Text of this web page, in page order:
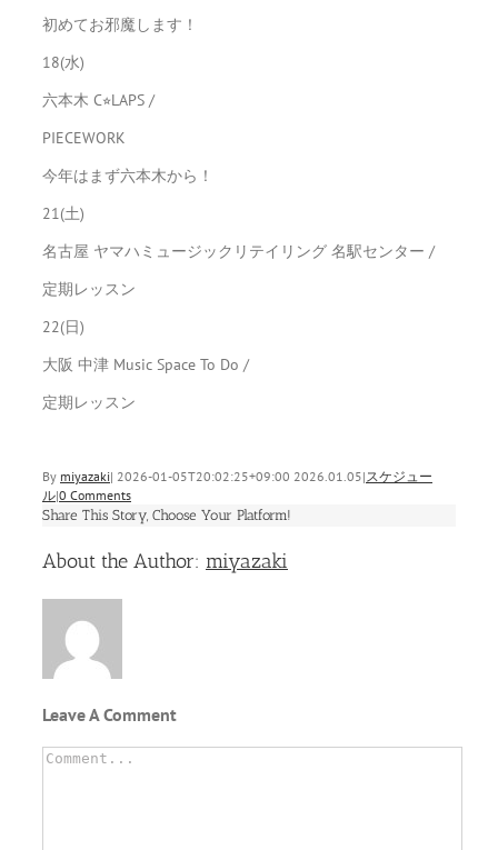
初めてお邪魔します！
18(水)
六本木 C⭐︎LAPS /
PIECEWORK
今年はまず六本木から！
21(土)
名古屋 ヤマハミュージックリテイリング 名駅センター /
定期レッスン
22(日)
大阪 中津 Music Space To Do /
定期レッスン
By miyazaki| 2026-01-05T20:02:25+09:00 2026.01.05| スケジュー
ル|0 Comments
Share This Story, Choose Your Platform!
Facebook
Twitter
Linkedin
Reddit
Tumblr
Google+
Pinterest
Vk
Email
About the Author: miyazaki
Leave A Comment
Comment